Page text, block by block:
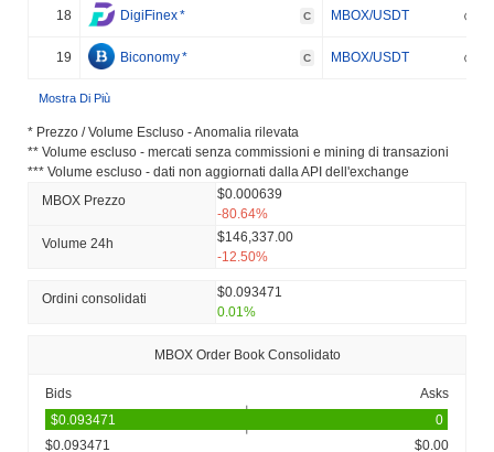
18 DigiFinex* C MBOX/USDT
19 Biconomy* C MBOX/USDT
Mostra Di Più
* Prezzo / Volume Escluso - Anomalia rilevata
** Volume escluso - mercati senza commissioni e mining di transazioni
*** Volume escluso - dati non aggiornati dalla API dell'exchange
MBOX Prezzo
$0.000639
-80.64%
Volume 24h
$146,337.00
-12.50%
Ordini consolidati
$0.093471
0.01%
MBOX Order Book Consolidato
Bids Asks
$0.093471
$0.00